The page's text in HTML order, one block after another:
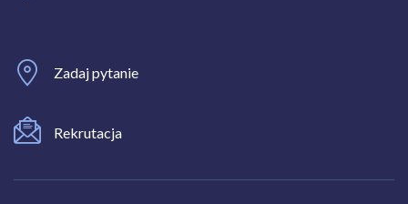
Zadaj pytanie
Rekrutacja